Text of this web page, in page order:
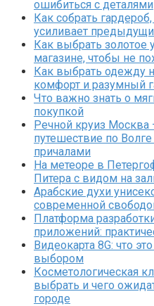
ошибиться с деталями
Как собрать
усиливает
Как выбрать
магазине, чтобы не
Как выбрать одежду
комфорт и разумный
Что важно знать о
покупкой
Речной круиз Москва
путешествие по
причалами
На метеоре в
Питера с видом на
Арабские духи
современной
Платформа
приложений:
Видеокарта 8G: что
выбором
Косметологическая
выбрать и чего
городе